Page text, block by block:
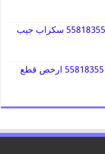
قطع غيار جيب 55818355 سكراب جيب
قطع غيار دودج 55818355 ارخص قطع